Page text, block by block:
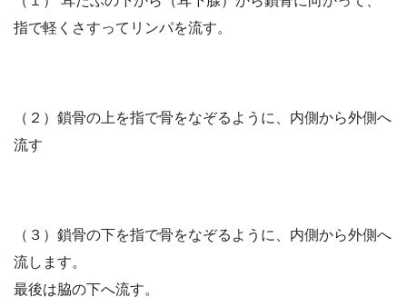
指で軽くさすってリンパを流す。
（２）鎖骨の上を指で骨をなぞるように、内側から外側へ
流す
（３）鎖骨の下を指で骨をなぞるように、内側から外側へ
流します。
最後は脇の下へ流す。